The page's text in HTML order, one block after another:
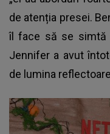
de atenția presei.
îl face să se simtă
Jennifer a avut
de lumina